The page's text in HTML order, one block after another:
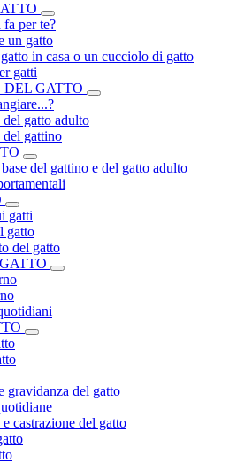
fa per te?
un gatto
in casa o un cucciolo di gatto
gatti
GATTO
gatto adulto
gattino
del gattino e del gatto adulto
gatti
gatto
del gatto
gravidanza del gatto
castrazione del gatto